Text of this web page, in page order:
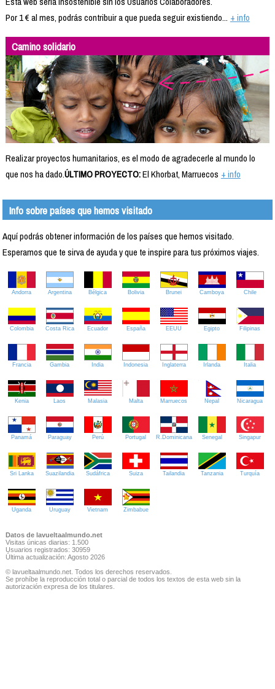
Por 1 € al mes, podrás contribuir a que pueda seguir existiendo... + info
Camino solidario
Realizar proyectos humanitarios, es el modo de agradecerle al mundo lo
que nos ha dado.ÚLTIMO PROYECTO:El Khorbat, Marruecos + info
Info sobre países que hemos visitado
Aquí podrás obtener información de los países que hemos visitado.
Esperamos que te sirva de ayuda y que te inspire para tus próximos viajes.
Andorra Argentina Bélgica Bolivia Brunei Camboya Chile
Colombia Costa Rica Ecuador España EEUU Egipto Filipinas
Francia Gambia India Indonesia Inglaterra Irlanda Italia
Kenia Laos Malasia Malta Marruecos Nepal Nicaragua
Panamá Paraguay Perú Portugal R.Dominicana Senegal Singapur
Sri Lanka Suazilandia Sudáfrica Suiza Tailandia Tanzania Turquía
Uganda Uruguay Vietnam Zimbabue
Datos de lavueltaalmundo.net
Visitas únicas diarias: 1.500
Usuarios registrados: 30959
Última actualización: Agosto 2026
© lavueltaalmundo.net. Todos los derechos reservados.
Se prohíbe la reproducción total o parcial de todos los textos de esta web sin la
autorización expresa de los titulares.